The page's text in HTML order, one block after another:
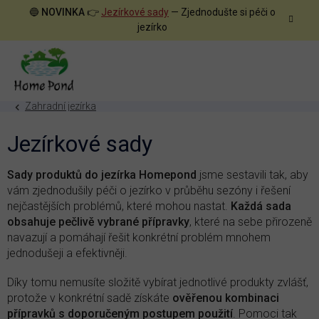
🔵 NOVINKA 👉 Jezírkové sady — Zjednodušte si péči o
jezírko
Zahradní jezírka
Jezírkové sady
Sady produktů do jezírka Homepond jsme sestavili tak, aby
vám zjednodušily péči o jezírko v průběhu sezóny i řešení
nejčastějších problémů, které mohou nastat. Každá sada
obsahuje pečlivě vybrané přípravky, které na sebe přirozeně
navazují a pomáhají řešit konkrétní problém mnohem
jednodušeji a efektivněji.
Díky tomu nemusíte složitě vybírat jednotlivé produkty zvlášť,
protože v konkrétní sadě získáte ověřenou kombinaci
přípravků s doporučeným postupem použití . Pomoci tak